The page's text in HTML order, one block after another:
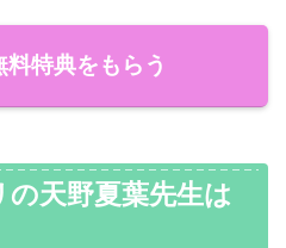
料特典をもらう
天野夏葉先生は